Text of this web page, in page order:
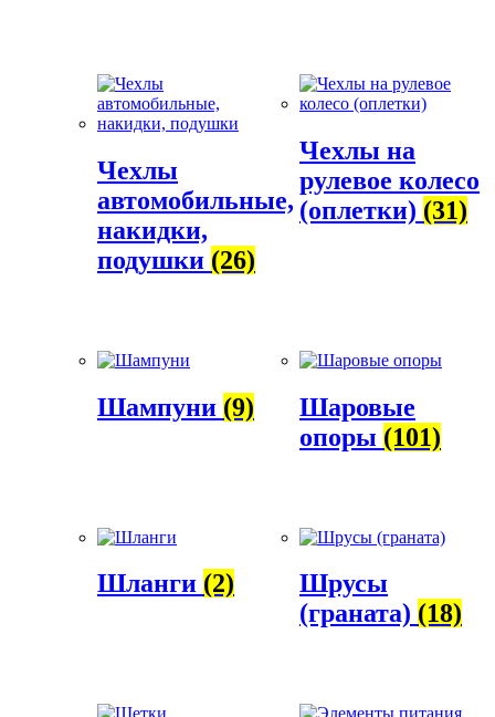
Чехлы
автомобильные,
накидки,
подушки (26)
Чехлы на
рулевое колесо
(оплетки) (31)
Шампуни (9)
Шаровые
опоры (101)
Шланги (2)
Шрусы
(граната) (18)